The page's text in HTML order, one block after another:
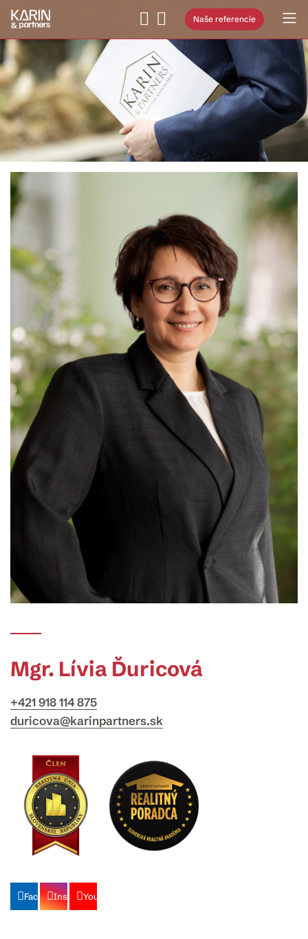
Naše referencie
Mgr. Lívia Ďuricová
+421 918 114 875
duricova@karinpartners.sk
FacebookInstagramYoutube